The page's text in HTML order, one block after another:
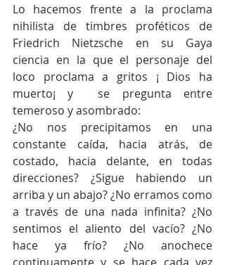
Lo hacemos frente a la proclama
nihilista de timbres proféticos de
Friedrich Nietzsche en su Gaya
ciencia en la que el personaje del
loco proclama a gritos ¡ Dios ha
muerto¡ y  se pregunta entre
temeroso y asombrado:
¿No nos precipitamos en una
constante caída, hacia atrás, de
costado, hacia delante, en todas
direcciones? ¿Sigue habiendo un
arriba y un abajo? ¿No erramos como
a través de una nada infinita? ¿No
sentimos el aliento del vacío? ¿No
hace ya frío? ¿No anochece